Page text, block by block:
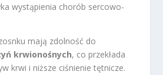
wystąpienia chorób sercowo-
mają zdolność do
krwionośnych, co przekłada
krwi i niższe ciśnienie tętnicze.